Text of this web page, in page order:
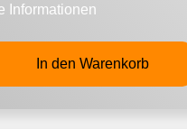
Informationen